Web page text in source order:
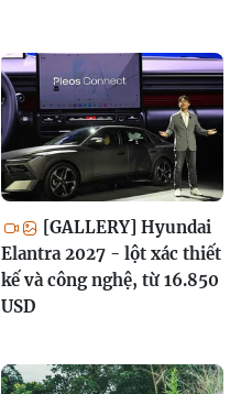
[GALLERY] Hyundai
Elantra 2027 - lột xác thiết
kế và công nghệ, từ 16.850
USD